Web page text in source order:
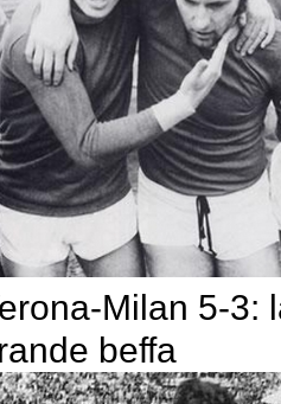
Milan 5-3:
beffa